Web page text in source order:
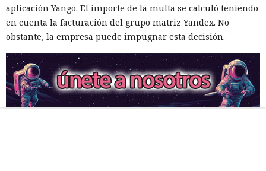
aplicación Yango. El importe de la multa se calculó teniendo
en cuenta la facturación del grupo matriz Yandex. No
obstante, la empresa puede impugnar esta decisión.